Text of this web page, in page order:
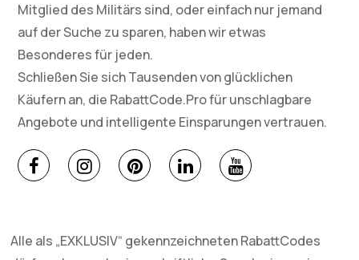
Mitglied des Militärs sind, oder einfach nur jemand
auf der Suche zu sparen, haben wir etwas
Besonderes für jeden.
Schließen Sie sich Tausenden von glücklichen
Käufern an, die RabattCode.Pro für unschlagbare
Angebote und intelligente Einsparungen vertrauen.
Alle als „EXKLUSIV“ gekennzeichneten RabattCodes